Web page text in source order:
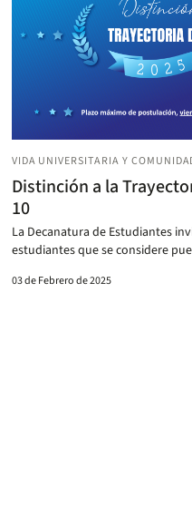
VIDA UNIVERSITARIA Y
Distinción a la
10
La Decanatura de Estudiantes
estudiantes que se considere
03 de Febrero de 2025